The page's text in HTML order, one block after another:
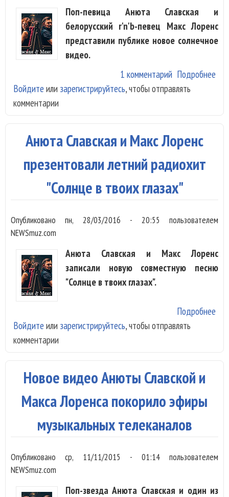
Поп-певица Анюта Славская и
белорусский r'n'b-певец Макс Лоренс
представили публике новое солнечное
видео.
Подробнее
1 комментарий
Войдите или зарегистрируйтесь, чтобы отправлять
комментарии
Анюта Славская и Макс Лоренс
презентовали летний радиохит
"Солнце в твоих глазах"
Опубликованопн, 28/03/2016 - 20:55 пользователем
NEWSmuz.com
Анюта Славская и Макс Лоренс
записали новую совместную песню
"Солнце в твоих глазах".
Подробнее
Войдите или зарегистрируйтесь, чтобы отправлять
комментарии
Новое видео Анюты Славской и
Макса Лоренса покорило эфиры
музыкальных телеканалов
Опубликованоср, 11/11/2015 - 01:14пользователем
NEWSmuz.com
Поп-звезда Анюта Славская и один из